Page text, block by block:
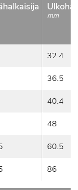
mm
32.4
36.5
40.4
48
60.5
86